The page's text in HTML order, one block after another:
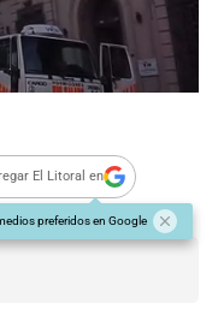
El Litoral en
preferidos en Google